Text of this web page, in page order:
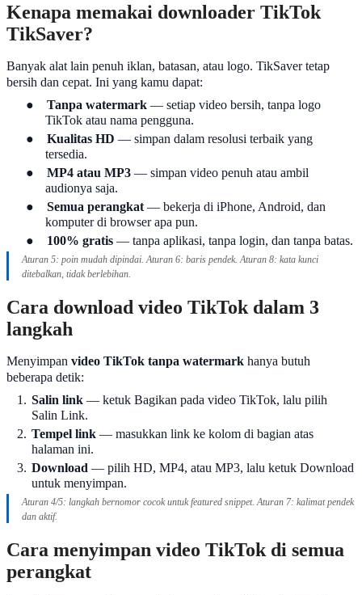
Kenapa memakai downloader TikTok
TikSaver?
Banyak alat lain penuh iklan, batasan, atau logo. TikSaver tetap
bersih dan cepat. Ini yang kamu dapat:
●
Tanpa watermark — setiap video bersih, tanpa logo
TikTok atau nama pengguna.
●
Kualitas HD — simpan dalam resolusi terbaik yang
tersedia.
●
MP4 atau MP3 — simpan video penuh atau ambil
audionya saja.
●
Semua perangkat — bekerja di iPhone, Android, dan
komputer di browser apa pun.
●
100% gratis — tanpa aplikasi, tanpa login, dan tanpa batas.
Aturan 5: poin mudah dipindai. Aturan 6: baris pendek. Aturan 8: kata kunci
ditebalkan, tidak berlebihan.
Cara download video TikTok dalam 3
langkah
Menyimpan video TikTok tanpa watermark hanya butuh
beberapa detik:
1. Salin link — ketuk Bagikan pada video TikTok, lalu pilih
Salin Link.
2. Tempel link — masukkan link ke kolom di bagian atas
halaman ini.
3. Download — pilih HD, MP4, atau MP3, lalu ketuk Download
untuk menyimpan.
Aturan 4/5: langkah bernomor cocok untuk featured snippet. Aturan 7: kalimat pendek
dan aktif.
Cara menyimpan video TikTok di semua
perangkat